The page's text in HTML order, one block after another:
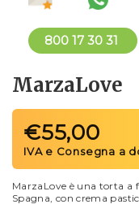
800 17 30 31
MarzaLove
€55,00
MarzaLove è una torta a
Spagna, con crema